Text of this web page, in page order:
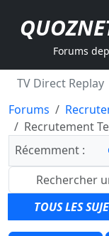
Forums
TV Direct Replay
Forums
Recrutement
Récemment :
TOUS LES